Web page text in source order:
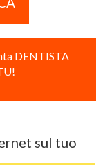
DENTISTA
sul tuo